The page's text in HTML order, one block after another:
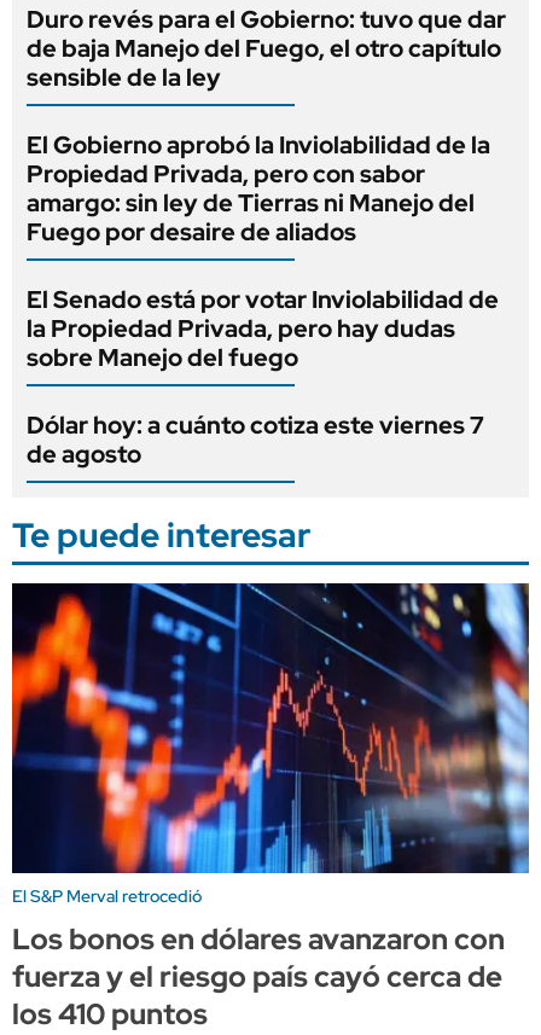
Duro revés para el Gobierno: tuvo que dar
de baja Manejo del Fuego, el otro capítulo
sensible de la ley
El Gobierno aprobó la Inviolabilidad de la
Propiedad Privada, pero con sabor
amargo: sin ley de Tierras ni Manejo del
Fuego por desaire de aliados
El Senado está por votar Inviolabilidad de
la Propiedad Privada, pero hay dudas
sobre Manejo del fuego
Dólar hoy: a cuánto cotiza este viernes 7
de agosto
Te puede interesar
El S&P Merval retrocedió
Los bonos en dólares avanzaron con
fuerza y el riesgo país cayó cerca de
los 410 puntos